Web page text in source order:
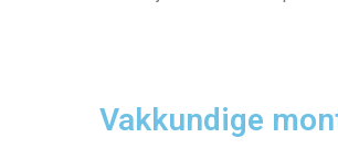
Vakkundige